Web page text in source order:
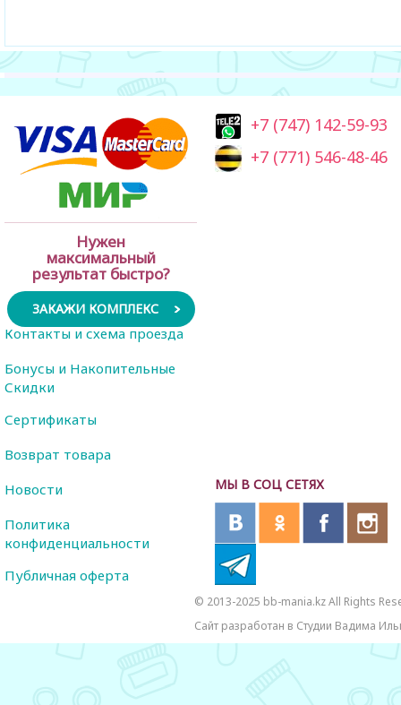
Нужен
максимальный
результат быстро?
ЗАКАЖИ КОМПЛЕКС
+7 (747) 142-59-93
+7 (771) 546-48-46
МЫ В СОЦ СЕТЯХ
Контакты и схема проезда
Бонусы и Накопительные
Скидки
Сертификаты
Возврат товара
Новости
Политика
конфиденциальности
Публичная оферта
© 2013-2025 bb-mania.kz All Rights
Сайт разработан в Студии Вадима